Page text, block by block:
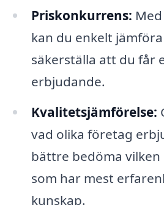
Priskonkurrens:
kan du enkelt
säkerställa att du får
erbjudande.
Kvalitetsjämförelse:
vad olika företag
bättre bedöma
som har mest
kunskap.